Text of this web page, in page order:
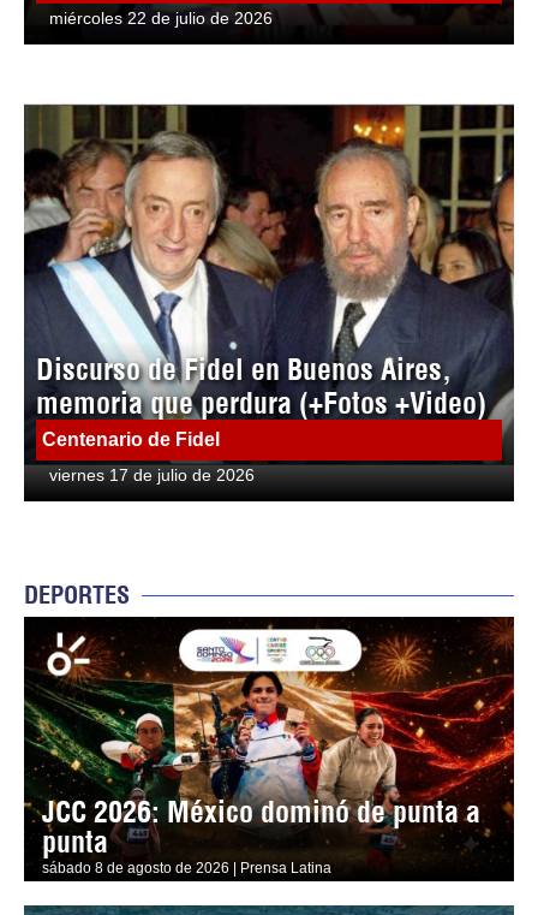
miércoles 22 de julio de 2026
Discurso de Fidel en Buenos Aires,
memoria que perdura (+Fotos +Video)
Centenario de Fidel
viernes 17 de julio de 2026
DEPORTES
JCC 2026: México dominó de punta a
punta
sábado 8 de agosto de 2026 | Prensa Latina